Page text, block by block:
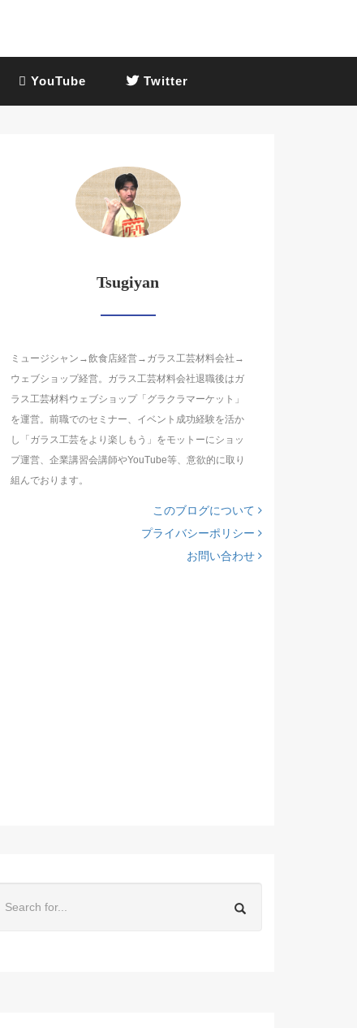
YouTube Twitter
Tsugiyan
ミュージシャン→飲食店経営→ガラス工芸材料会社→
ウェブショップ経営。ガラス工芸材料会社退職後はガ
ラス工芸材料ウェブショップ「グラクラマーケット」
を運営。前職でのセミナー、イベント成功経験を活か
し「ガラス工芸をより楽しもう」をモットーにショッ
プ運営、企業講習会講師やYouTube等、意欲的に取り
組んでおります。
このブログについて
プライバシーポリシー
お問い合わせ